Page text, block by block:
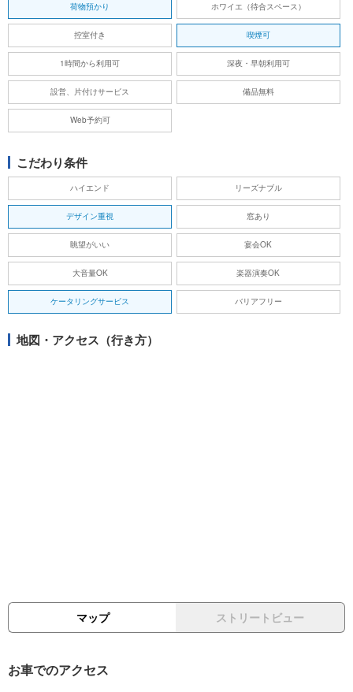
荷物預かり ホワイエ（待合スペース）
控室付き 喫煙可
1時間から利用可 深夜・早朝利用可
設営、片付けサービス 備品無料
Web予約可
こだわり条件
ハイエンド リーズナブル
デザイン重視 窓あり
眺望がいい 宴会OK
大音量OK 楽器演奏OK
ケータリングサービス バリアフリー
地図・アクセス（行き方）
マップ ストリートビュー
お車でのアクセス